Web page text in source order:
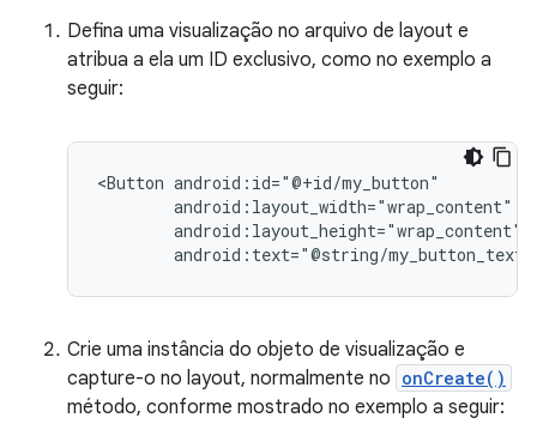
Defina uma visualização no arquivo de layout e
atribua a ela um ID exclusivo, como no exemplo a
seguir:
<Button
android:text="@string/
Crie uma instância do objeto de visualização e
capture-o no layout, normalmente no onCreate()
método, conforme mostrado no exemplo a seguir: